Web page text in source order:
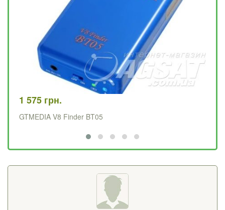
1 575 грн.
GTMEDIA V8 Finder BT05